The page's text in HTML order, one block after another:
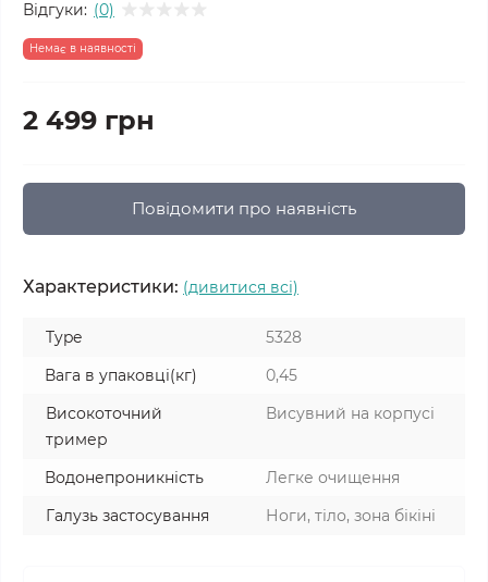
Відгуки: (0)
Немає в наявності
2 499 грн
Повідомити про наявність
Характеристики: (дивитися всі)
Type
5328
Вага в упаковці(кг)
0,45
Високоточний
тример
Висувний на корпусі
Водонепроникність
Легке очищення
Галузь застосування
Ноги, тіло, зона бікіні